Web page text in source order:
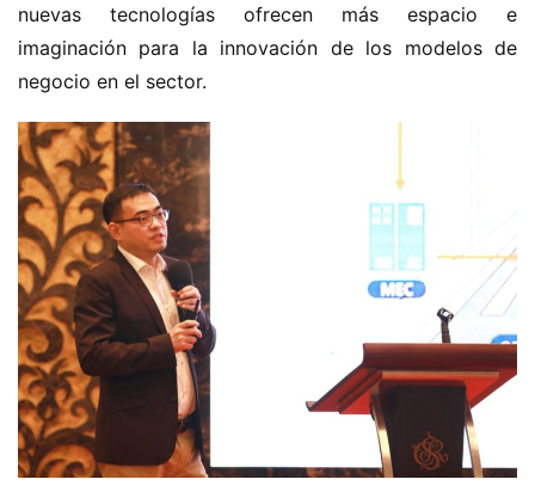
nuevas tecnologías ofrecen más espacio e
imaginación para la innovación de los modelos de
negocio en el sector.